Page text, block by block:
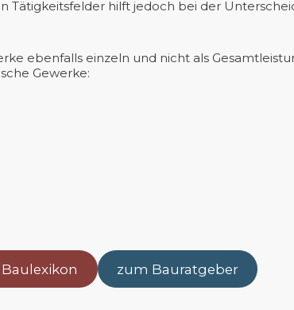
hilft jedoch bei der
ebenfalls einzeln und nicht als
Gewerke:
zum Bauratgeber